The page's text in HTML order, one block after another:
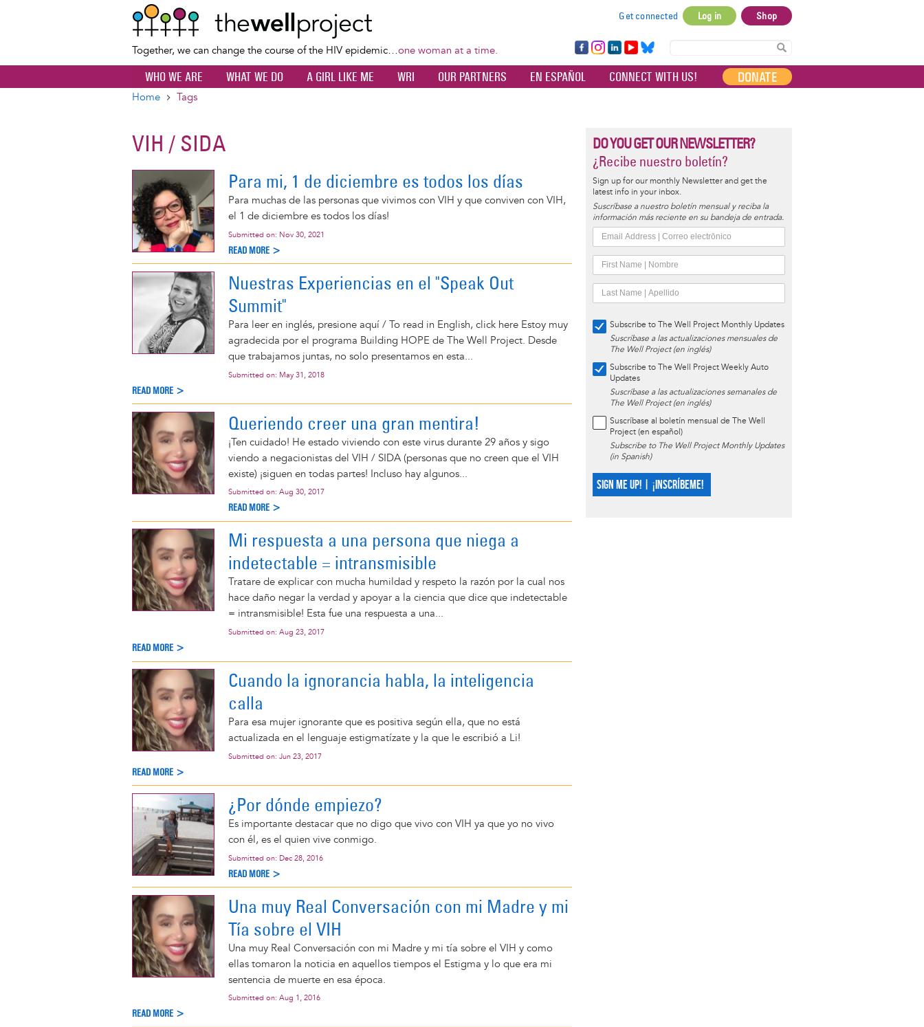
content
Together, we can change the course of the HIV epidemic…one woman at a time.
account
menu
Get connected Log in Shop
Fa
ce
bo
Ins
ta
Lin
ke
dI
Yo
uT
ub
Bl
ue
sky
WHO WE ARE WHAT WE DO A GIRL LIKE ME WRI OUR PARTNERS EN ESPAÑOL CONNECT WITH US! DONATE
Home Tags
VIH / SIDA
Para mi, 1 de diciembre es todos los días
Para muchas de las personas que vivimos con VIH y que conviven con VIH,
el 1 de diciembre es todos los días!
Submitted on: Nov 30, 2021
READ MORE >
Nuestras Experiencias en el "Speak Out
Summit"
Para leer en inglés, presione aquí / To read in English, click here Estoy muy
agradecida por el programa Building HOPE de The Well Project. Desde
que trabajamos juntas, no solo presentamos en esta...
Submitted on: May 31, 2018
READ MORE >
Queriendo creer una gran mentira!
¡Ten cuidado! He estado viviendo con este virus durante 29 años y sigo
viendo a negacionistas del VIH / SIDA (personas que no creen que el VIH
existe) ¡siguen en todas partes! Incluso hay algunos...
Submitted on: Aug 30, 2017
READ MORE >
Mi respuesta a una persona que niega a
indetectable = intransmisible
Tratare de explicar con mucha humildad y respeto la razón por la cual nos
hace daño negar la verdad y apoyar a la ciencia que dice que indetectable
= intransmisible! Esta fue una respuesta a una...
Submitted on: Aug 23, 2017
READ MORE >
Cuando la ignorancia habla, la inteligencia
calla
Para esa mujer ignorante que es positiva según ella, que no está
actualizada en el lenguaje estigmatízate y la que le escribió a Li!
Submitted on: Jun 23, 2017
READ MORE >
¿Por dónde empiezo?
Es importante destacar que no digo que vivo con VIH ya que yo no vivo
con él, es el quien vive conmigo.
Submitted on: Dec 28, 2016
READ MORE >
Una muy Real Conversación con mi Madre y mi
Tía sobre el VIH
Una muy Real Conversación con mi Madre y mi tía sobre el VIH y como
ellas tomaron la noticia en aquellos tiempos el Estigma y lo que era mi
sentencia de muerte en esa época.
Submitted on: Aug 1, 2016
READ MORE >
DO YOU GET OUR NEWSLETTER?
¿Recibe nuestro boletín?
Sign up for our monthly Newsletter and get the
latest info in your inbox.
Suscríbase a nuestro boletín mensual y reciba la
información más reciente en su bandeja de entrada.
Subscribe to The Well Project Monthly Updates
Suscríbase a las actualizaciones mensuales de
The Well Project (en inglés)
Subscribe to The Well Project Weekly Auto
Updates
Suscríbase a las actualizaciones semanales de
The Well Project (en inglés)
Suscríbase al boletín mensual de The Well
Project (en español)
Subscribe to The Well Project Monthly Updates
(in Spanish)
SIGN ME UP! | ¡INSCRÍBEME!